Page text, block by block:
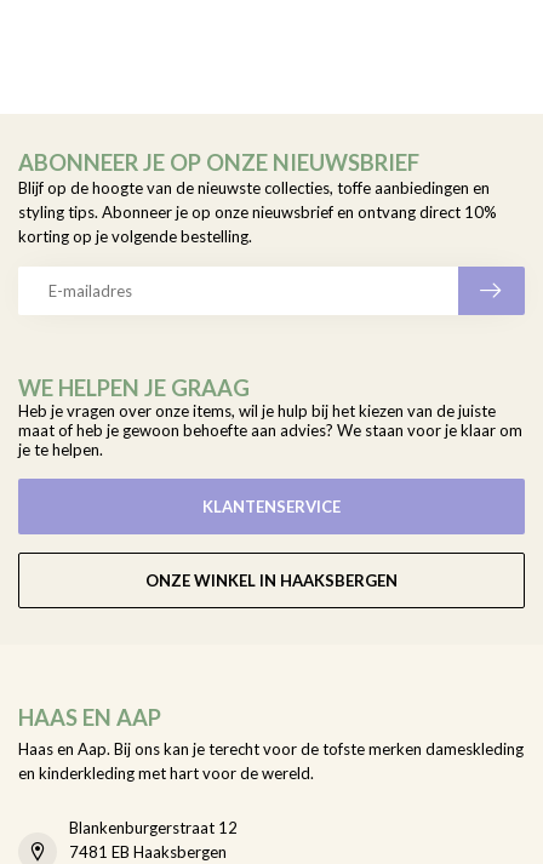
WE HELPEN JE GRAAG
Heb je vragen over onze items, wil je hulp bij het kiezen van de juiste
maat of heb je gewoon behoefte aan advies? We staan voor je klaar om
je te helpen.
KLANTENSERVICE
ONZE WINKEL IN HAAKSBERGEN
ABONNEER JE OP ONZE NIEUWSBRIEF
Blijf op de hoogte van de nieuwste collecties, toffe aanbiedingen en
styling tips. Abonneer je op onze nieuwsbrief en ontvang direct 10%
korting op je volgende bestelling.
HAAS EN AAP
Haas en Aap. Bij ons kan je terecht voor de tofste merken dameskleding
en kinderkleding met hart voor de wereld.
Blankenburgerstraat 12
7481 EB Haaksbergen